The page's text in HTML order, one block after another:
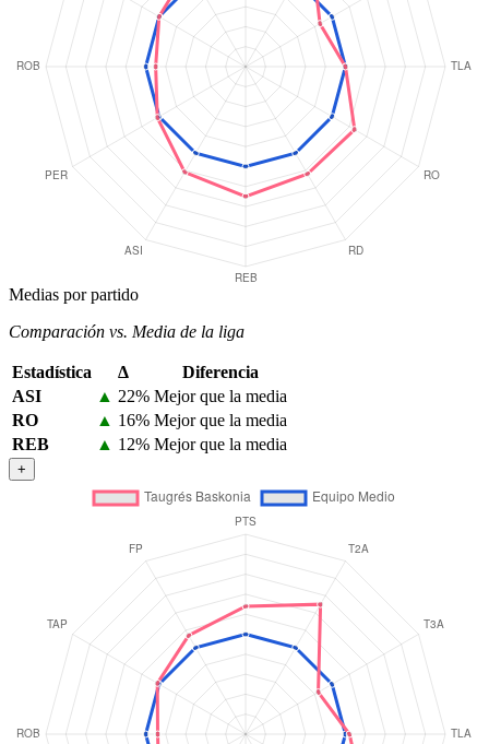
Medias por partido
Comparación vs. Media de la liga
Estadística Δ
Diferencia
ASI
▲ 22% Mejor que la media
RO
▲ 16% Mejor que la media
REB
▲ 12% Mejor que la media
+